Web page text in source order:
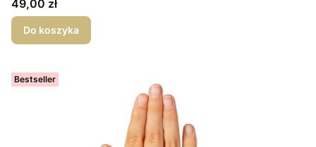
Cena
49,00 zł
Do koszyka
Bestseller